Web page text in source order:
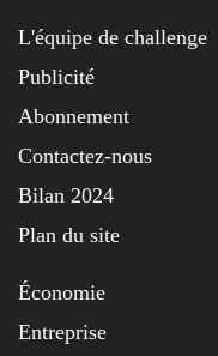
L'équipe de challenge
Publicité
Abonnement
Contactez-nous
Bilan 2024
Plan du site
Économie
Entreprise